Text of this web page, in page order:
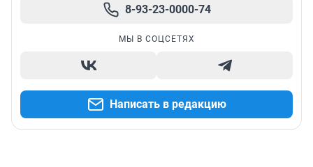
8-93-23-0000-74
МЫ В СОЦСЕТЯХ
Написать в редакцию